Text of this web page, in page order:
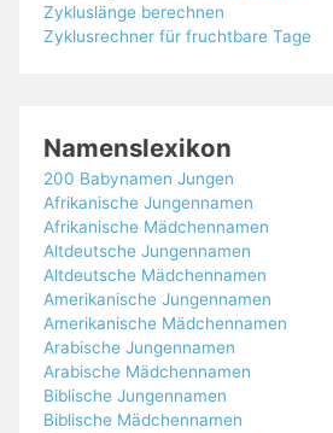
Zykluslänge berechnen
Zyklusrechner für fruchtbare Tage
Namenslexikon
200 Babynamen Jungen
Afrikanische Jungennamen
Afrikanische Mädchennamen
Altdeutsche Jungennamen
Altdeutsche Mädchennamen
Amerikanische Jungennamen
Amerikanische Mädchennamen
Arabische Jungennamen
Arabische Mädchennamen
Biblische Jungennamen
Biblische Mädchennamen